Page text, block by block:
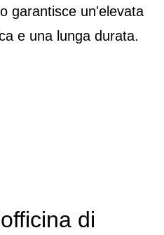
garantisce un'elevata
e una lunga durata.
di